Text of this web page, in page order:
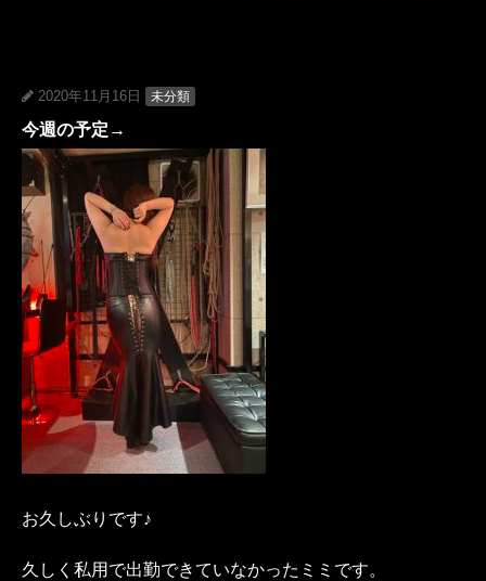
2020年11月16日 未分類
今週の予定→
お久しぶりです♪
久しく私用で出勤できていなかったミミです。